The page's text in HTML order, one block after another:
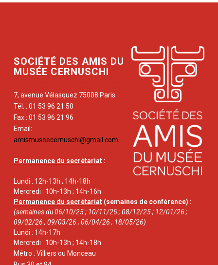
SOCIÉTÉ DES AMIS DU
MUSÉE CERNUSCHI
7, avenue Vélasquez 75008 Paris
Tél. : 01 53 96 21 50
Fax : 01 53 96 21 96
Email:
amismuseecernuschi@gmail.com
Permanence du secrétariat :
Lundi : 12h-13h ; 14h-18h
Mercredi : 10h-13h ; 14h-16h
Permanence du secrétariat (semaines de conférence) :
(semaines du 06/10/25 ; 10/11/25 ; 08/12/25 ; 12/01/26 ;
09/02/26 ; 09/03/26 ; 06/04/26 ; 18/05/26)
Lundi : 14h-17h
Mercredi : 10h-13h ; 14h-18h
Métro : Villiers ou Monceau